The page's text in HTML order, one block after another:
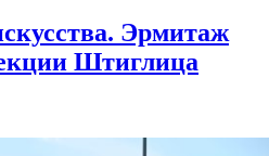
Эрмитаж
Штиглица